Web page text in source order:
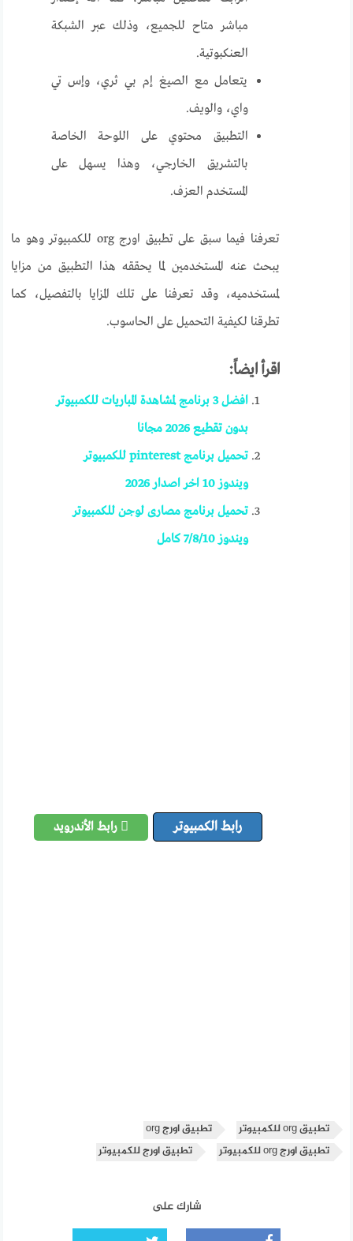
مباشر متاح للجميع، وذلك عبر الشبكة
العنكبوتية.
يتعامل مع الصيغ إم بي ثري، وإس تي
واي، والويف.
التطبيق محتوي على اللوحة الخاصة
بالتشريق الخارجي، وهذا يسهل على
المستخدم العزف.
تعرفنا فيما سبق على تطبيق اورج org للكمبيوتر وهو ما
يبحث عنه المستخدمين لما يحققه هذا التطبيق من مزايا
لمستخدميه، وقد تعرفنا على تلك المزايا بالتفصيل، كما
تطرقنا لكيفية التحميل على الحاسوب.
اقرأ ايضاً:
افضل 3 برنامج لمشاهدة المباريات للكمبيوتر
بدون تقطيع 2026 مجانا
تحميل برنامج pinterest للكمبيوتر
ويندوز 10 اخر اصدار 2026
تحميل برنامج مصارى لوجن للكمبيوتر
ويندوز 7/8/10 كامل
رابط الكمبيوتر رابط الأندرويد
تطبيق org للكمبيوتر
تطبيق اورج org
تطبيق اورج org للكمبيوتر
تطبيق اورج للكمبيوتر
شارك على